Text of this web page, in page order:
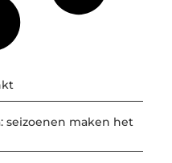
seizoenen maken het